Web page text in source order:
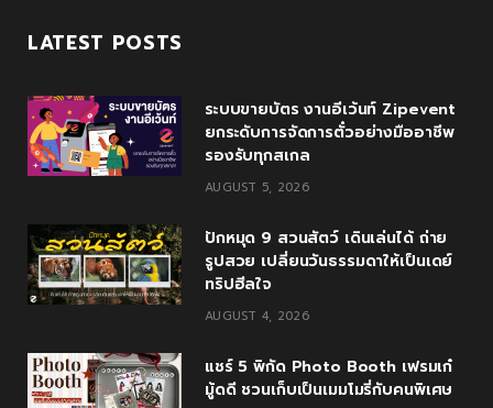
c
b
o
k
e
l
e
P
l
u
s
a
g
r
a
m
u
LATEST POSTS
ระบบขายบัตร งานอีเว้นท์ Zipevent
ยกระดับการจัดการตั๋วอย่างมืออาชีพ
รองรับทุกสเกล
AUGUST 5, 2026
ปักหมุด 9 สวนสัตว์ เดินเล่นได้ ถ่าย
รูปสวย เปลี่ยนวันธรรมดาให้เป็นเดย์
ทริปฮีลใจ
AUGUST 4, 2026
แชร์ 5 พิกัด Photo Booth เฟรมเก๋
มู้ดดี ชวนเก็บเป็นเมมโมรี่กับคนพิเศษ